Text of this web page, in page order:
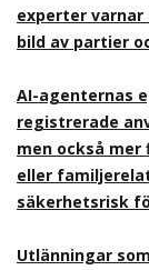
experter
bild av partier
AI-agenternas
registrerade
men också
eller
säkerhetsrisk
Utlänningar